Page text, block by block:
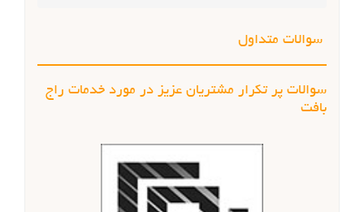
سوالات متداول
سوالات پر تکرار مشتریان عزیز در مورد خدمات راج
بافت